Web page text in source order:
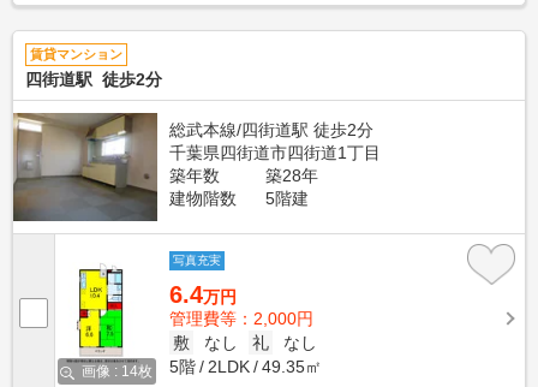
賃貸マンション
四街道駅 徒歩2分
総武本線/四街道駅 徒歩2分
千葉県四街道市四街道1丁目
築年数
築28年
建物階数
5階建
画像 : 14枚
写真充実
6.4万円
管理費等：2,000円
敷
なし 礼
なし
5階
2LDK 49.35㎡